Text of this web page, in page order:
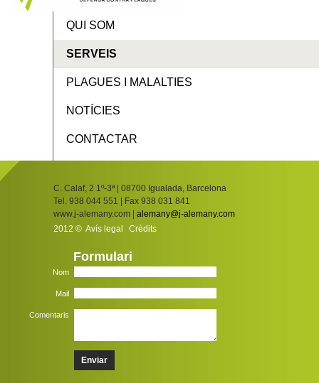
QUI SOM
SERVEIS
PLAGUES I MALALTIES
NOTÍCIES
CONTACTAR
C. Calaf, 2 1º-3ª | 08700 Igualada, Barcelona
Tel. 938 044 551 | Fax 938 031 841
www.j-alemany.com | alemany@j-alemany.com
2012 © Avís legal Crèdits
Formulari
Nom
Mail
Comentaris